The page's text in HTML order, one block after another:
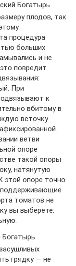
Богатырь
плодов, так
процедура
больших
и не
повредит
При
к
вбитому в
веточку
ветви
опоре
такой опоры
натянутую
этой опоре точно
поддерживающие
томатов не
вы выберете:
Богатырь
грядку — не